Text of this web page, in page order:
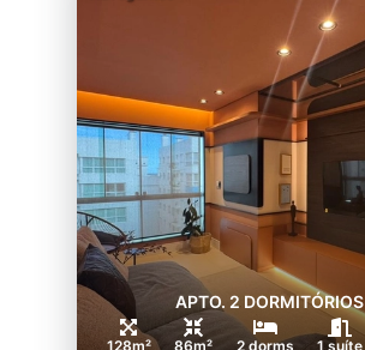
APTO. 2 DORMITÓRIOS
128m² 86m² 2 dorms 1 suíte